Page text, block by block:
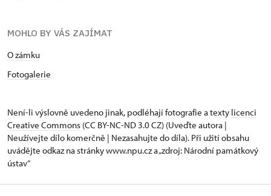
MOHLO BY VÁS ZAJÍMAT
O zámku
Fotogalerie
Není-li výslovně uvedeno jinak, podléhají fotografie a texty licenci
Creative Commons (CC BY-NC-ND 3.0 CZ) (Uveďte autora |
Neužívejte dílo komerčně | Nezasahujte do díla). Při užití obsahu
uvádějte odkaz na stránky www.npu.cz a „zdroj: Národní památkový
ústav“